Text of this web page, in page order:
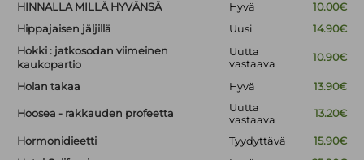
HINNALLA MILLÄ HYVÄNSÄ
Hyvä
10.00€
Hippajaisen jäljillä
Uusi
14.90€
Hokki : jatkosodan viimeinen
kaukopartio
Uutta
vastaava
10.90€
Holan takaa Hyvä 13.90€
Hoosea - rakkauden profeetta
Uutta
vastaava
13.20€
Hormonidieetti Tyydyttävä
15.90€